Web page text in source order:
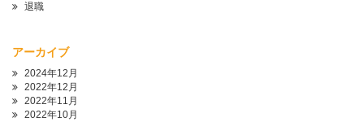
退職
アーカイブ
2024年12月
2022年12月
2022年11月
2022年10月